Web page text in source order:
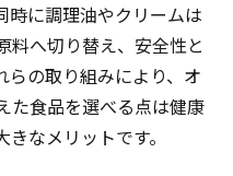
時に調理油やクリームは
料へ切り替え、安全性と
らの取り組みにより、オ
た食品を選べる点は健康
なメリットです。